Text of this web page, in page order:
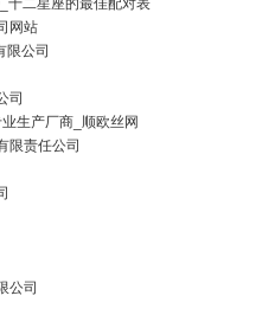
网站
限公司
司
生产厂商_顺欧丝网
限责任公司
公司